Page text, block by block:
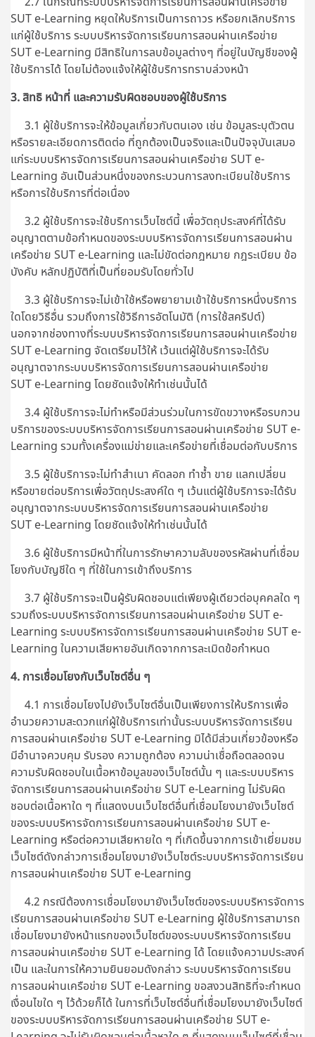
SUT e-Learning หยุดให้บริการเป็นการถาวร หรือยกเลิกบริการ
แก่ผู้ใช้บริการ ระบบบริหารจัดการเรียนการสอนผ่านเครือข่าย
SUT e-Learning มีสิทธิในการลบข้อมูลต่างๆ ที่อยู่ในบัญชีของผู้
ใช้บริการได้ โดยไม่ต้องแจ้งให้ผู้ใช้บริการทราบล่วงหน้า
3. สิทธิ หน้าที่ และความรับผิดชอบของผู้ใช้บริการ
3.1 ผู้ใช้บริการจะให้ข้อมูลเกี่ยวกับตนเอง เช่น ข้อมูลระบุตัวตน
หรือรายละเอียดการติดต่อ ที่ถูกต้องเป็นจริงและเป็นปัจจุบันเสมอ
แก่ระบบบริหารจัดการเรียนการสอนผ่านเครือข่าย SUT e-
Learning อันเป็นส่วนหนึ่งของกระบวนการลงทะเบียนใช้บริการ
หรือการใช้บริการที่ต่อเนื่อง
3.2 ผู้ใช้บริการจะใช้บริการเว็บไซต์นี้ เพื่อวัตถุประสงค์ที่ได้รับ
อนุญาตตามข้อกำหนดของระบบบริหารจัดการเรียนการสอนผ่าน
เครือข่าย SUT e-Learning และไม่ขัดต่อกฎหมาย กฎระเบียบ ข้อ
บังคับ หลักปฏิบัติที่เป็นที่ยอมรับโดยทั่วไป
3.3 ผู้ใช้บริการจะไม่เข้าใช้หรือพยายามเข้าใช้บริการหนึ่งบริการ
ใดโดยวิธีอื่น รวมถึงการใช้วิธีการอัตโนมัติ (การใช้สคริปต์)
นอกจากช่องทางที่ระบบบริหารจัดการเรียนการสอนผ่านเครือข่าย
SUT e-Learning จัดเตรียมไว้ให้ เว้นแต่ผู้ใช้บริการจะได้รับ
อนุญาตจากระบบบริหารจัดการเรียนการสอนผ่านเครือข่าย
SUT e-Learning โดยชัดแจ้งให้ทำเช่นนั้นได้
3.4 ผู้ใช้บริการจะไม่ทำหรือมีส่วนร่วมในการขัดขวางหรือรบกวน
บริการของระบบบริหารจัดการเรียนการสอนผ่านเครือข่าย SUT e-
Learning รวมทั้งเครื่องแม่ข่ายและเครือข่ายที่เชื่อมต่อกับบริการ
3.5 ผู้ใช้บริการจะไม่ทำสำเนา คัดลอก ทำซ้ำ ขาย แลกเปลี่ยน
หรือขายต่อบริการเพื่อวัตถุประสงค์ใด ๆ เว้นแต่ผู้ใช้บริการจะได้รับ
อนุญาตจากระบบบริหารจัดการเรียนการสอนผ่านเครือข่าย
SUT e-Learning โดยชัดแจ้งให้ทำเช่นนั้นได้
3.6 ผู้ใช้บริการมีหน้าที่ในการรักษาความลับของรหัสผ่านที่เชื่อม
โยงกับบัญชีใด ๆ ที่ใช้ในการเข้าถึงบริการ
3.7 ผู้ใช้บริการจะเป็นผู้รับผิดชอบแต่เพียงผู้เดียวต่อบุคคลใด ๆ
รวมถึงระบบบริหารจัดการเรียนการสอนผ่านเครือข่าย SUT e-
Learning ระบบบริหารจัดการเรียนการสอนผ่านเครือข่าย SUT e-
Learning ในความเสียหายอันเกิดจากการละเมิดข้อกำหนด
4. การเชื่อมโยงกับเว็บไซต์อื่น ๆ
4.1 การเชื่อมโยงไปยังเว็บไซต์อื่นเป็นเพียงการให้บริการเพื่อ
อำนวยความสะดวกแก่ผู้ใช้บริการเท่านั้นระบบบริหารจัดการเรียน
การสอนผ่านเครือข่าย SUT e-Learning มิได้มีส่วนเกี่ยวข้องหรือ
มีอำนาจควบคุม รับรอง ความถูกต้อง ความน่าเชื่อถือตลอดจน
ความรับผิดชอบในเนื้อหาข้อมูลของเว็บไซต์นั้น ๆ และระบบบริหาร
จัดการเรียนการสอนผ่านเครือข่าย SUT e-Learning ไม่รับผิด
ชอบต่อเนื้อหาใด ๆ ที่แสดงบนเว็บไซต์อื่นที่เชื่อมโยงมายังเว็บไซต์
ของระบบบริหารจัดการเรียนการสอนผ่านเครือข่าย SUT e-
Learning หรือต่อความเสียหายใด ๆ ที่เกิดขึ้นจากการเข้าเยี่ยมชม
เว็บไซต์ดังกล่าวการเชื่อมโยงมายังเว็บไซต์ระบบบริหารจัดการเรียน
การสอนผ่านเครือข่าย SUT e-Learning
4.2 กรณีต้องการเชื่อมโยงมายังเว็บไซต์ของระบบบริหารจัดการ
เรียนการสอนผ่านเครือข่าย SUT e-Learning ผู้ใช้บริการสามารถ
เชื่อมโยงมายังหน้าแรกของเว็บไซต์ของระบบบริหารจัดการเรียน
การสอนผ่านเครือข่าย SUT e-Learning ได้ โดยแจ้งความประสงค์
เป็น และในการให้ความยินยอมดังกล่าว ระบบบริหารจัดการเรียน
การสอนผ่านเครือข่าย SUT e-Learning ขอสงวนสิทธิที่จะกำหนด
เงื่อนไขใด ๆ ไว้ด้วยก็ได้ ในการที่เว็บไซต์อื่นที่เชื่อมโยงมายังเว็บไซต์
ของระบบบริหารจัดการเรียนการสอนผ่านเครือข่าย SUT e-